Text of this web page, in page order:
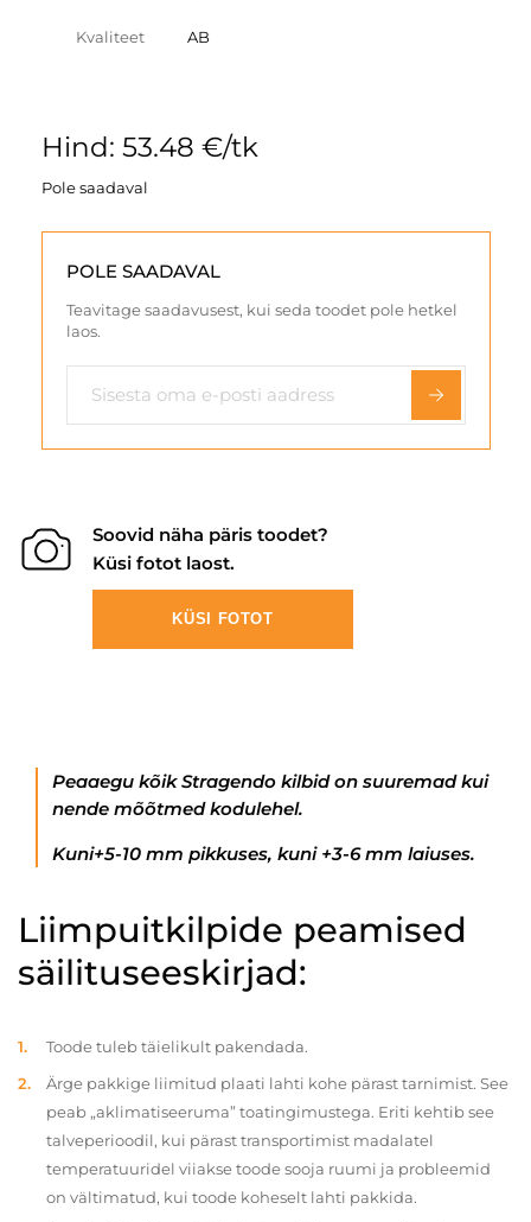
Kvaliteet AB
Hind: 53.48 €/tk
Pole saadaval
POLE SAADAVAL
Teavitage saadavusest, kui seda toodet pole hetkel
laos.
Soovid näha päris toodet?
Küsi fotot laost.
KÜSI FOTOT
Peaaegu kõik Stragendo kilbid on suuremad kui
nende mõõtmed kodulehel.
Kuni+5-10 mm pikkuses, kuni +3-6 mm laiuses.
Liimpuitkilpide peamised
säilituseeskirjad:
Toode tuleb täielikult pakendada.
Ärge pakkige liimitud plaati lahti kohe pärast tarnimist. See
peab „aklimatiseeruma” toatingimustega. Eriti kehtib see
talveperioodil, kui pärast transportimist madalatel
temperatuuridel viiakse toode sooja ruumi ja probleemid
on vältimatud, kui toode koheselt lahti pakkida.